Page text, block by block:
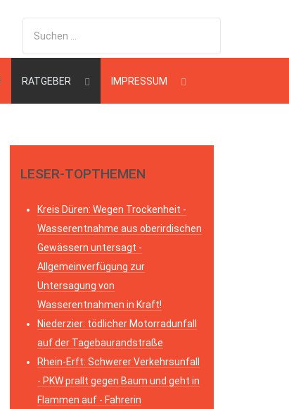
RATGEBER IMPRESSUM
LESER-TOPTHEMEN
Kreis Düren: Wegen Trockenheit -
Wasserentnahme aus oberirdischen
Gewässern untersagt -
Allgemeinverfügung zur
Untersagung von
Wasserentnahmen in Kraft!
Niederzier: tödlicher Motorradunfall
auf der Tagebaurandstraße
Rhein-Erft: Schwerer Verkehrsunfall
- PKW prallt gegen Baum und geht in
Flammen auf - Fahrerin